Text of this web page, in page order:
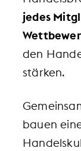
jedes
den
stärken.
bauen